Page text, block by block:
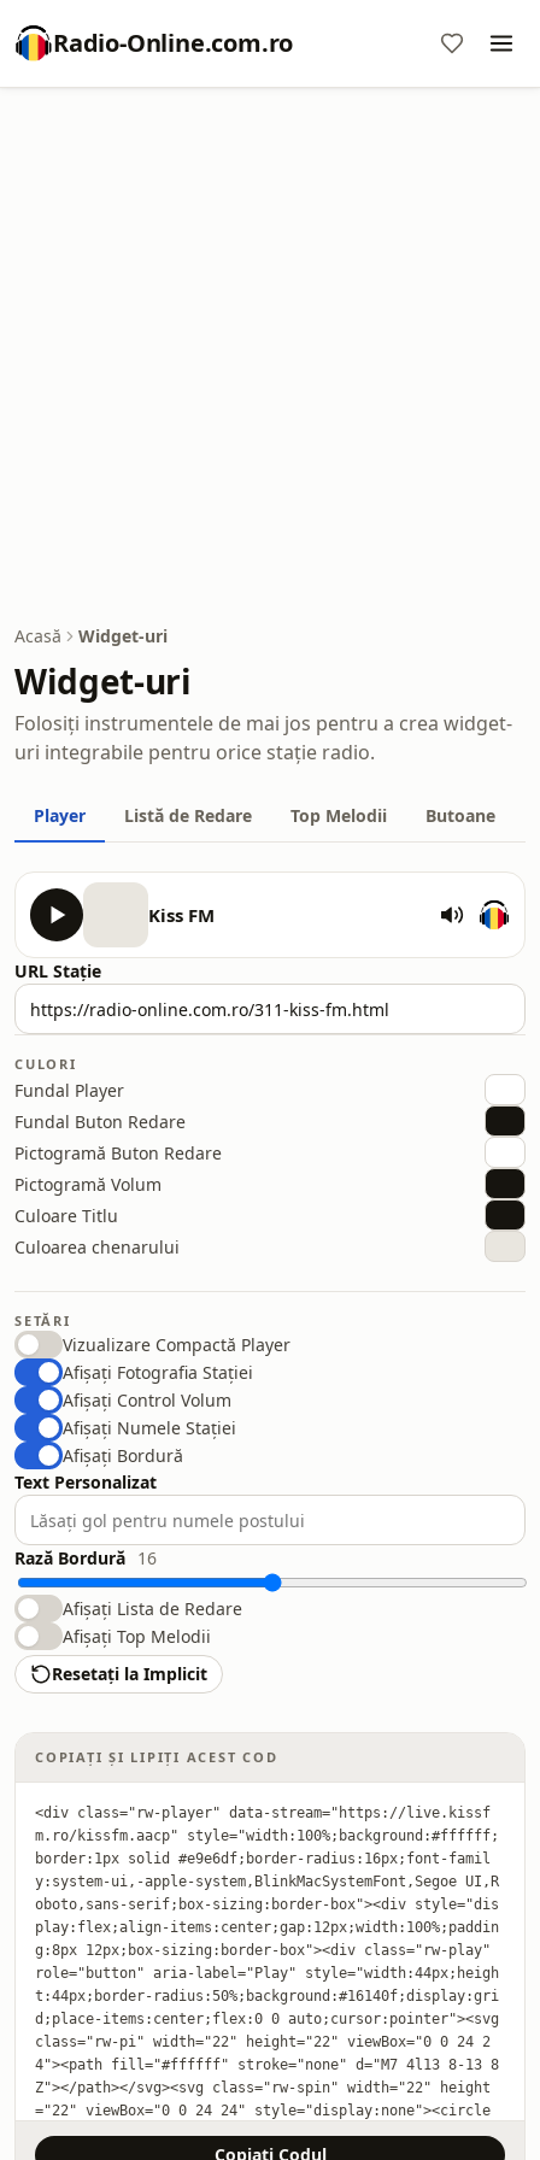
Radio-Online.com.ro
Acasă Widget-uri
Widget-uri
Folosiți instrumentele de mai jos pentru a crea widget-
uri integrabile pentru orice stație radio.
Player Listă de Redare Top Melodii Butoane
Kiss FM
URL Stație
CULORI
Fundal Player
Fundal Buton Redare
Pictogramă Buton Redare
Pictogramă Volum
Culoare Titlu
Culoarea chenarului
SETĂRI
Vizualizare Compactă Player
Afișați Fotografia Stației
Afișați Control Volum
Afișați Numele Stației
Afișați Bordură
Text Personalizat
Rază Bordură 16
Afișați Lista de Redare
Afișați Top Melodii
Resetați la Implicit
COPIAȚI ȘI LIPIȚI ACEST COD
<div class="rw-player" data-stream="https://live.kissf
m.ro/kissfm.aacp" style="width:100%;background:#ffffff;
border:1px solid #e9e6df;border-radius:16px;font-famil
y:system-ui,-apple-system,BlinkMacSystemFont,Segoe UI,R
oboto,sans-serif;box-sizing:border-box"><div style="dis
play:flex;align-items:center;gap:12px;width:100%;paddin
g:8px 12px;box-sizing:border-box"><div class="rw-play"
role="button" aria-label="Play" style="width:44px;heigh
t:44px;border-radius:50%;background:#16140f;display:gri
d;place-items:center;flex:0 0 auto;cursor:pointer"><svg
class="rw-pi" width="22" height="22" viewBox="0 0 24 2
4"><path fill="#ffffff" stroke="none" d="M7 4l13 8-13 8
Z"></path></svg><svg class="rw-spin" width="22" height
="22" viewBox="0 0 24 24" style="display:none"><circle
cx="12" cy="12" r="9" fill="none" stroke="#ffffff" stro
ke-width="2.5" stroke-linecap="round" stroke-dasharray
Copiați Codul